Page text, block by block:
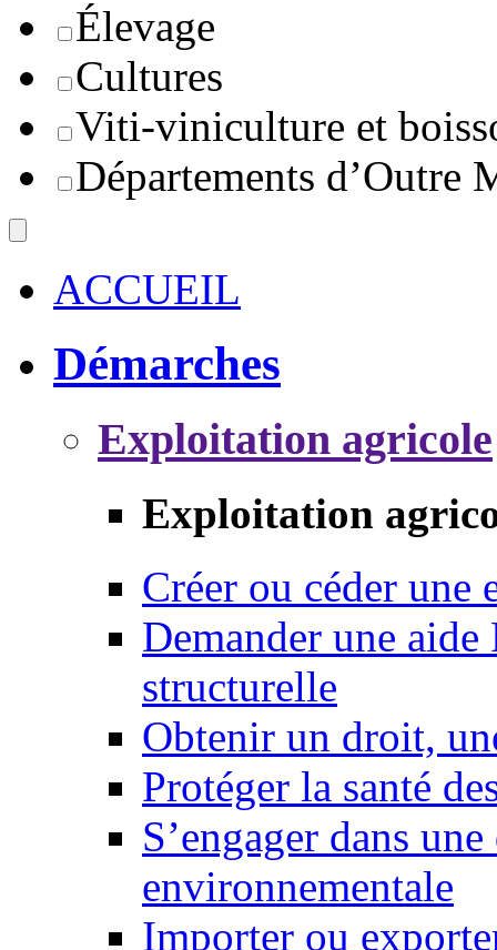
Élevage
Cultures
Viti-viniculture et
Départements d’Outre
ACCUEIL
Démarches
Exploitation agricole
Exploitation
Créer ou céder une
Demander une
structurelle
Obtenir un droit,
Protéger la santé
S’engager dans
environnementale
Importer ou